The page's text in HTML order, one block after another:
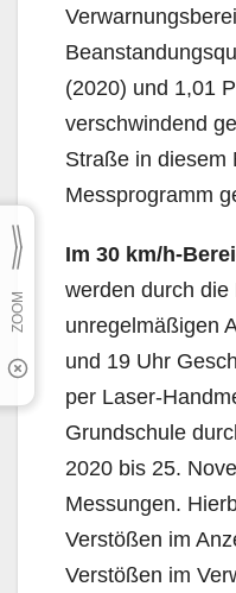
(2020) und 1,01
verschwindend
Straße in diesem
Messprogramm
Im 30 km/h-
werden durch die
unregelmäßigen
und 19 Uhr
per Laser-
Grundschule
2020 bis 25.
Messungen.
Verstößen im
Verstößen im